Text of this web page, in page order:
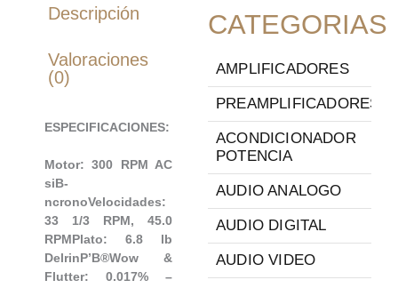
Descripción
Valoraciones
(0)
ESPECIFICACIONES:
Motor: 300 RPM AC
siВ­
ncronoVelocidades:
33 1/3 RPM, 45.0
RPMPlato: 6.8 lb
DelrinР’В®Wow &
Flutter: 0.017% –
CATEGORIAS
AMPLIFICADORES
PREAMPLIFICADORES
ACONDICIONADOR
POTENCIA
AUDIO ANALOGO
AUDIO DIGITAL
AUDIO VIDEO